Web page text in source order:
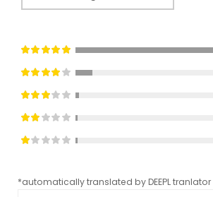
*automatically translated by DEEPL tranlator